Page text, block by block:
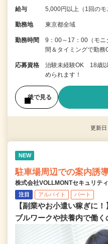
給与 5,000円以上（1回の
勤務地 東京都全域
勤務時間
9：00～17：00（モニ
間＆タイミングで勤
応募資格
治験未経験OK 18歳
められます！
後で見る
更新
NEW
駐車場周辺での案内誘
株式会社VOLLMONTセキュリテ
注目 アルバイト パート
【副業やお小遣い稼ぎに
ブルワークや扶養内で働